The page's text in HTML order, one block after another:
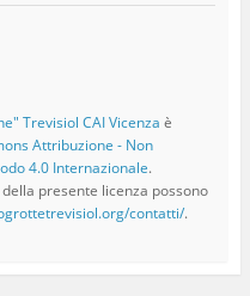
Trevisiol CAI Vicenza è
Attribuzione - Non
4.0 Internazionale.
presente licenza possono
contatti/.